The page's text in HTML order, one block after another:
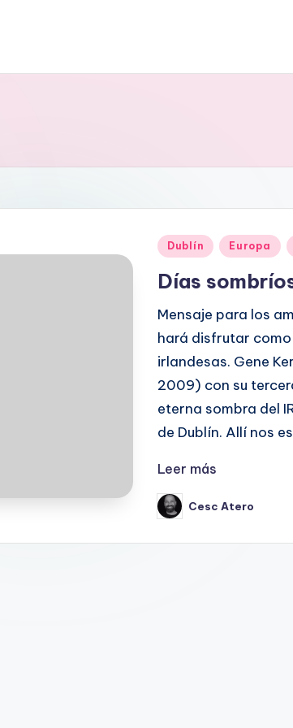
Publicado
Dublín Europa
Días
Mensaje para los
hará disfrutar
irlandesas. Gene
2009) con su
eterna sombra del
de Dublín. Allí nos
Leer más
Publicado
por
Cesc Atero